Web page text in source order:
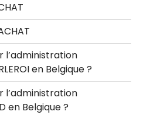
en Belgique ?
en Belgique ?